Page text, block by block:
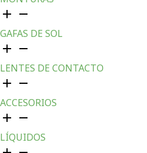
GAFAS DE SOL
LENTES DE CONTACTO
ACCESORIOS
LÍQUIDOS